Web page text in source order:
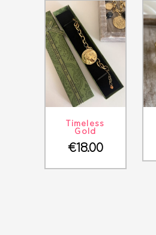
ΛΕΠΤΟΜΈΡΕΙΕΣ
Timeless
Gold
€18.00